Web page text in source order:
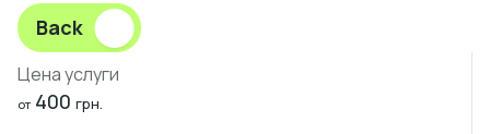
Back
Цена услуги
от 400 грн.